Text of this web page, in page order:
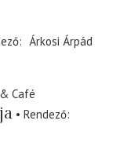
Árkosi Árpád
Café
Rendező